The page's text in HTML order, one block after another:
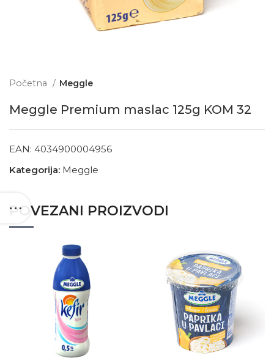
Početna Meggle
Meggle Premium maslac 125g KOM 32
EAN: 4034900004956
Kategorija: Meggle
POVEZANI PROIZVODI